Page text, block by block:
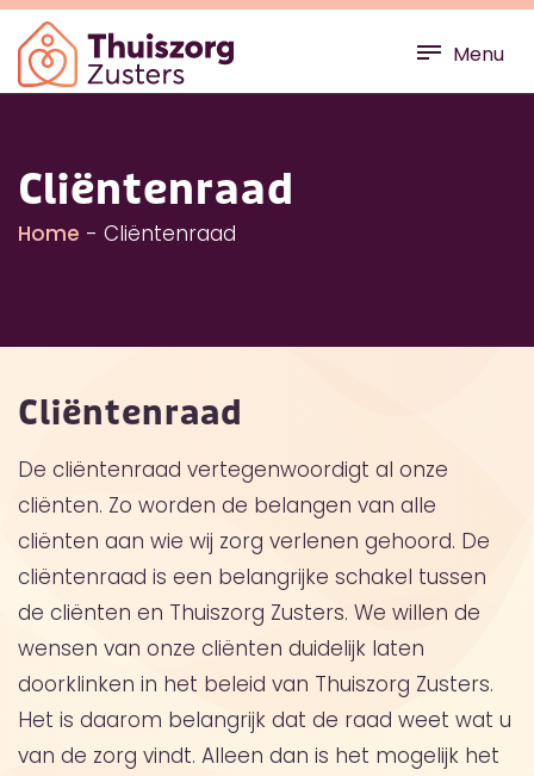
Menu
Cliëntenraad
Home - Cliëntenraad
Cliëntenraad
De cliëntenraad vertegenwoordigt al onze
cliënten. Zo worden de belangen van alle
cliënten aan wie wij zorg verlenen gehoord. De
cliëntenraad is een belangrijke schakel tussen
de cliënten en Thuiszorg Zusters. We willen de
wensen van onze cliënten duidelijk laten
doorklinken in het beleid van Thuiszorg Zusters.
Het is daarom belangrijk dat de raad weet wat u
van de zorg vindt. Alleen dan is het mogelijk het